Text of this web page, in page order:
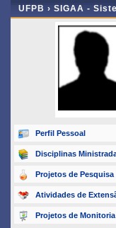
UFPB › SIGAA -
Perfil Pessoal
Disciplinas
Projetos de Pesquisa
Atividades de
Projetos de Monitoria